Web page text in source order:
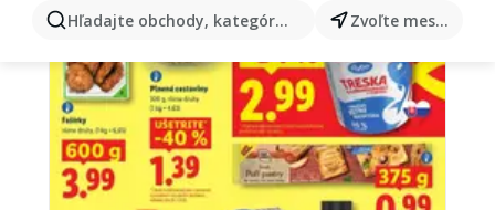
Hľadajte obchody, kategórie, produkty... Zvoľte mesto